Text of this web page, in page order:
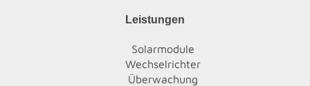
Leistungen
Solarmodule
Wechselrichter
Überwachung